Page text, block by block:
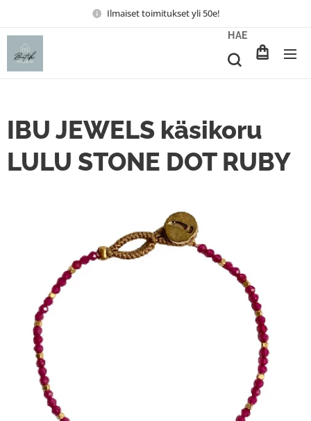
Ilmaiset toimitukset yli 50e!
HAE
IBU JEWELS käsikoru
LULU STONE DOT RUBY